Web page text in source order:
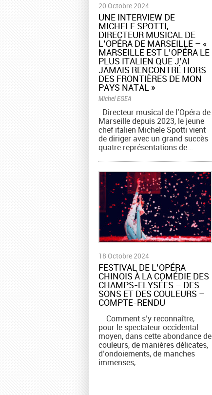
20 Octobre 2024
​UNE INTERVIEW DE
MICHELE SPOTTI,
DIRECTEUR MUSICAL DE
L’OPÉRA DE MARSEILLE – «
MARSEILLE EST L’OPÉRA LE
PLUS ITALIEN QUE J’AI
JAMAIS RENCONTRÉ HORS
DES FRONTIÈRES DE MON
PAYS NATAL »
Michel EGEA
Directeur musical de l’Opéra de
Marseille depuis 2023, le jeune
chef italien Michele Spotti vient
de diriger avec un grand succès
quatre représentations de...
18 Octobre 2024
FESTIVAL DE L’OPÉRA
CHINOIS À LA COMÉDIE DES
CHAMPS-ELYSÉES – DES
SONS ET DES COULEURS –
COMPTE-RENDU
Comment s’y reconnaître,
pour le spectateur occidental
moyen, dans cette abondance de
couleurs, de manières délicates,
d’ondoiements, de manches
immenses,...